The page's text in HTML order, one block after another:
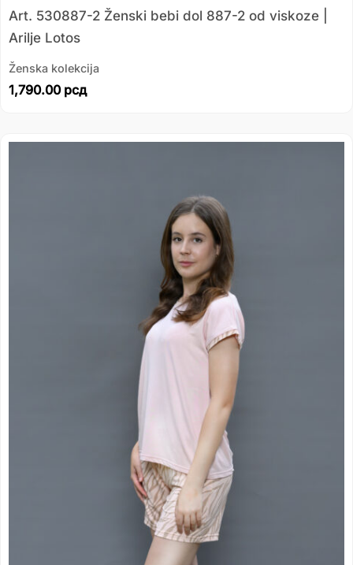
Art. 530887-2 Ženski bebi dol 887-2 od viskoze |
Arilje Lotos
Ženska kolekcija
1,790.00 рсд